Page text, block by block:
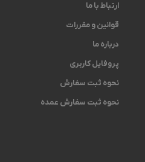
ارتباط با ما
قوانین و مقررات
درباره ما
پروفایل کاربری
نحوه ثبت سفارش
نحوه ثبت سفارش عمده